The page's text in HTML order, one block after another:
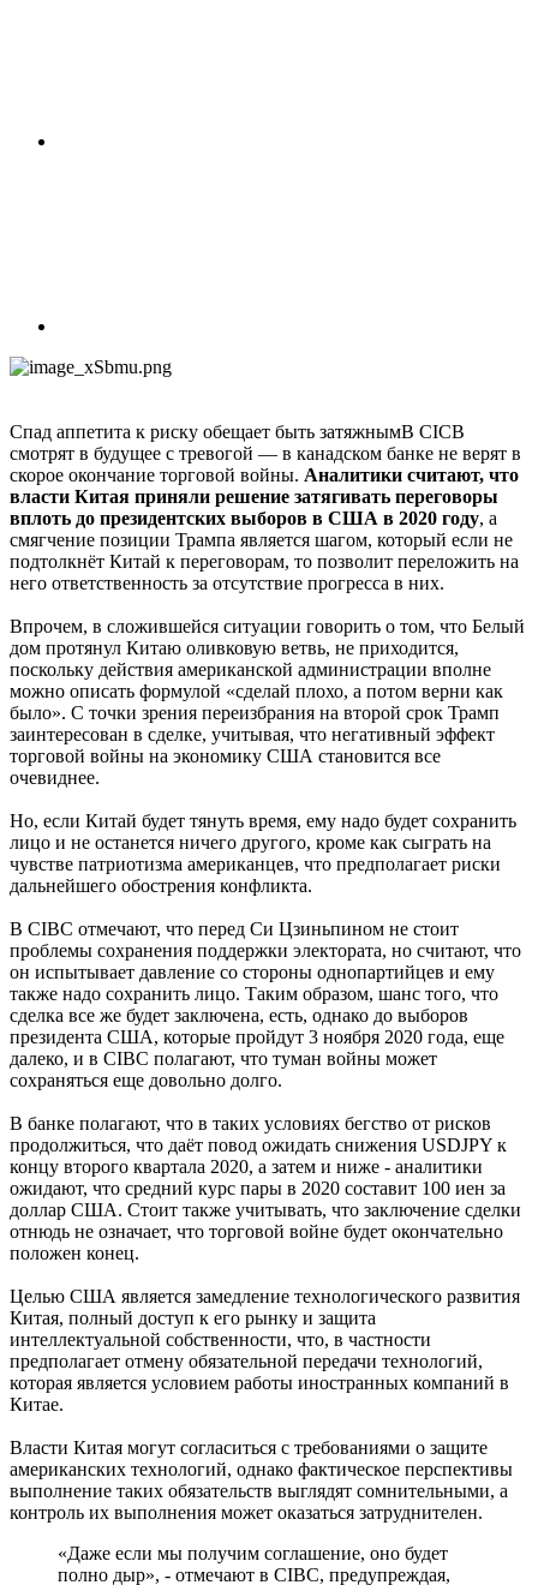
Спад аппетита к риску обещает быть затяжнымВ CICB
смотрят в будущее с тревогой — в канадском банке не верят в
скорое окончание торговой войны. Аналитики считают, что
власти Китая приняли решение затягивать переговоры
вплоть до президентских выборов в США в 2020 году, а
смягчение позиции Трампа является шагом, который если не
подтолкнёт Китай к переговорам, то позволит переложить на
него ответственность за отсутствие прогресса в них.
Впрочем, в сложившейся ситуации говорить о том, что Белый
дом протянул Китаю оливковую ветвь, не приходится,
поскольку действия американской администрации вполне
можно описать формулой «сделай плохо, а потом верни как
было». С точки зрения переизбрания на второй срок Трамп
заинтересован в сделке, учитывая, что негативный эффект
торговой войны на экономику США становится все
очевиднее.
Но, если Китай будет тянуть время, ему надо будет сохранить
лицо и не останется ничего другого, кроме как сыграть на
чувстве патриотизма американцев, что предполагает риски
дальнейшего обострения конфликта.
В CIBC отмечают, что перед Си Цзиньпином не стоит
проблемы сохранения поддержки электората, но считают, что
он испытывает давление со стороны однопартийцев и ему
также надо сохранить лицо. Таким образом, шанс того, что
сделка все же будет заключена, есть, однако до выборов
президента США, которые пройдут 3 ноября 2020 года, еще
далеко, и в CIBC полагают, что туман войны может
сохраняться еще довольно долго.
В банке полагают, что в таких условиях бегство от рисков
продолжиться, что даёт повод ожидать снижения USDJPY к
концу второго квартала 2020, а затем и ниже - аналитики
ожидают, что средний курс пары в 2020 составит 100 иен за
доллар США. Стоит также учитывать, что заключение сделки
отнюдь не означает, что торговой войне будет окончательно
положен конец.
Целью США является замедление технологического развития
Китая, полный доступ к его рынку и защита
интеллектуальной собственности, что, в частности
предполагает отмену обязательной передачи технологий,
которая является условием работы иностранных компаний в
Китае.
Власти Китая могут согласиться с требованиями о защите
американских технологий, однако фактическое перспективы
выполнение таких обязательств выглядят сомнительными, а
контроль их выполнения может оказаться затруднителен.
«Даже если мы получим соглашение, оно будет
полно дыр», - отмечают в CIBC, предупреждая,